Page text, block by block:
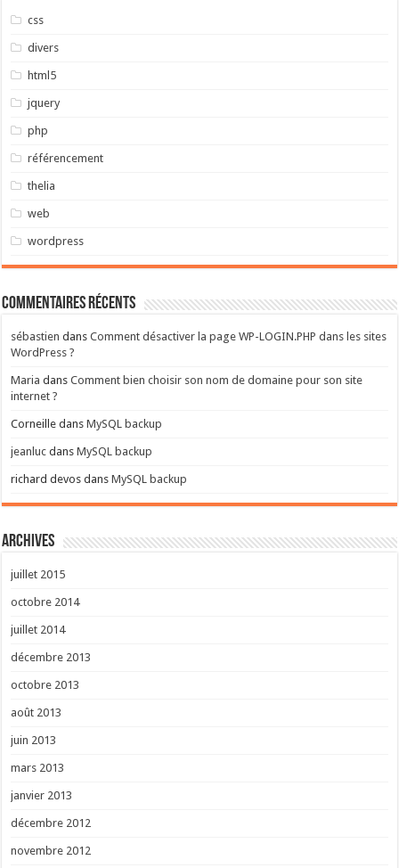
css
divers
html5
jquery
php
référencement
thelia
web
wordpress
Commentaires récents
sébastien dansComment désactiver la page WP-LOGIN.PHP dans les sites
WordPress ?
Maria dansComment bien choisir son nom de domaine pour son site
internet ?
Corneille dansMySQL backup
jeanluc dansMySQL backup
richard devos dansMySQL backup
Archives
juillet 2015
octobre 2014
juillet 2014
décembre 2013
octobre 2013
août 2013
juin 2013
mars 2013
janvier 2013
décembre 2012
novembre 2012